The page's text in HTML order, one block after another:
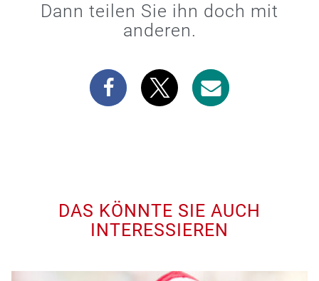
Dann teilen Sie ihn doch mit
anderen.
DAS KÖNNTE SIE AUCH
INTERESSIEREN